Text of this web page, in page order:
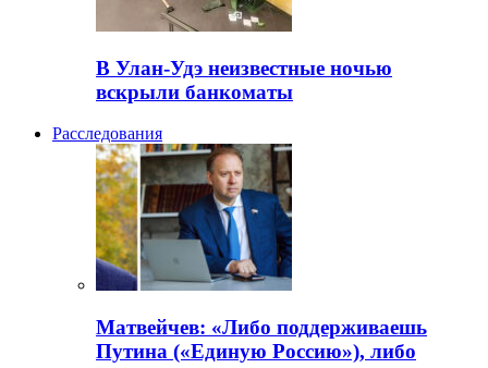
В Улан-Удэ неизвестные ночью
вскрыли банкоматы
Расследования
Матвейчев: «Либо поддерживаешь
Путина («Единую Россию»), либо